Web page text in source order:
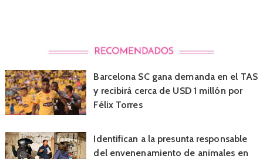
Barcelona SC gana demanda en el TAS
y recibirá cerca de USD 1 millón por
Félix Torres
Identifican a la presunta responsable
del envenenamiento de animales en